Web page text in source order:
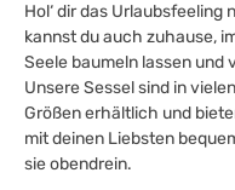
Hol‘ dir das Urlaubsfeeling
kannst du auch zuhause,
Seele baumeln lassen und
Unsere Sessel sind in
Größen erhältlich und
mit deinen Liebsten
sie obendrein.